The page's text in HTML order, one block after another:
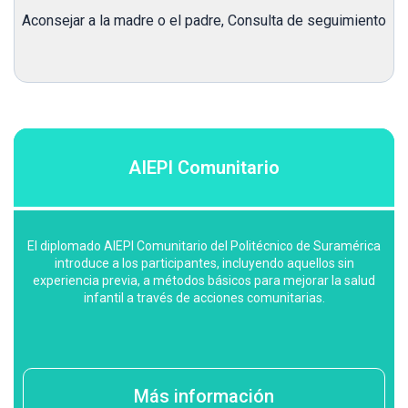
Aconsejar a la madre o el padre, Consulta de seguimiento
AIEPI Comunitario
El diplomado AIEPI Comunitario del Politécnico de Suramérica
introduce a los participantes, incluyendo aquellos sin
experiencia previa, a métodos básicos para mejorar la salud
infantil a través de acciones comunitarias.
Más información